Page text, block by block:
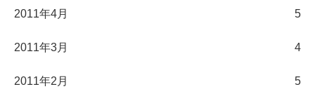
2011年4月 5
2011年3月 4
2011年2月 5